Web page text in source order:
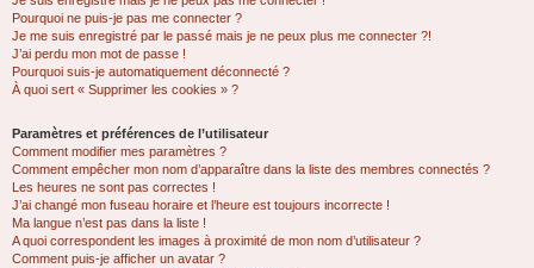
Pourquoi ne puis-je pas me connecter ?
Je me suis enregistré par le passé mais je ne peux plus me connecter ?!
J’ai perdu mon mot de passe !
Pourquoi suis-je automatiquement déconnecté ?
À quoi sert « Supprimer les cookies » ?
Paramètres et préférences de l’utilisateur
Comment modifier mes paramètres ?
Comment empêcher mon nom d’apparaître dans la liste des membres connectés ?
Les heures ne sont pas correctes !
J’ai changé mon fuseau horaire et l’heure est toujours incorrecte !
Ma langue n’est pas dans la liste !
A quoi correspondent les images à proximité de mon nom d’utilisateur ?
Comment puis-je afficher un avatar ?